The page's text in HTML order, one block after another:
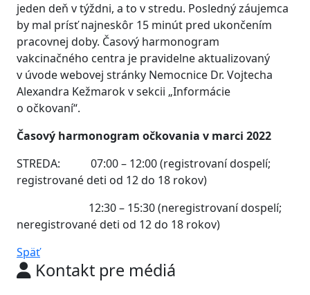
jeden deň v týždni, a to v stredu. Posledný záujemca
by mal prísť najneskôr 15 minút pred ukončením
pracovnej doby. Časový harmonogram
vakcinačného centra je pravidelne aktualizovaný
v úvode webovej stránky Nemocnice Dr. Vojtecha
Alexandra Kežmarok v sekcii „Informácie
o očkovaní“.
Časový harmonogram očkovania v marci 2022
STREDA: 07:00 – 12:00 (registrovaní dospelí;
registrované deti od 12 do 18 rokov)
12:30 – 15:30 (neregistrovaní dospelí;
neregistrované deti od 12 do 18 rokov)
Späť
Kontakt pre médiá